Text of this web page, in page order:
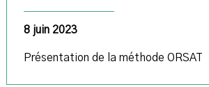
8 juin 2023
Présentation de la méthode ORSAT